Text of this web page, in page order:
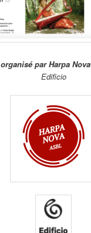
organisé par Harpa Nova
Edificio